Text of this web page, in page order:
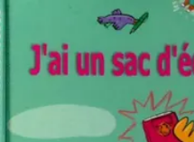
Top Fournitures
Fournitures ScolairesOrganisation
Écologiques
Éducation Bureau
Top Fournitures